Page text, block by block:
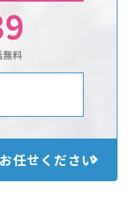
料
任せください